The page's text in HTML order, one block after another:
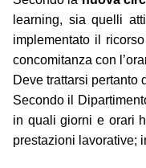
learning, sia quelli
implementato il
concomitanza con
Deve trattarsi pertanto
Secondo il
in quali giorni e orari
prestazioni lavorative;